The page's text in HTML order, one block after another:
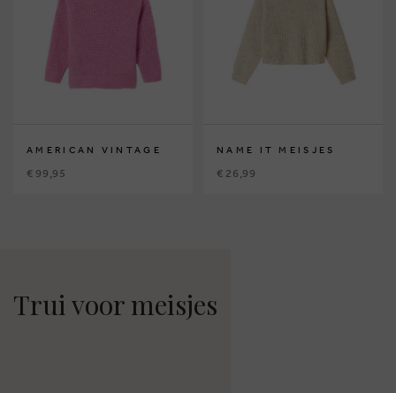
AMERICAN VINTAGE
€ 99,95
NAME IT MEISJES
€ 26,99
Trui voor meisjes